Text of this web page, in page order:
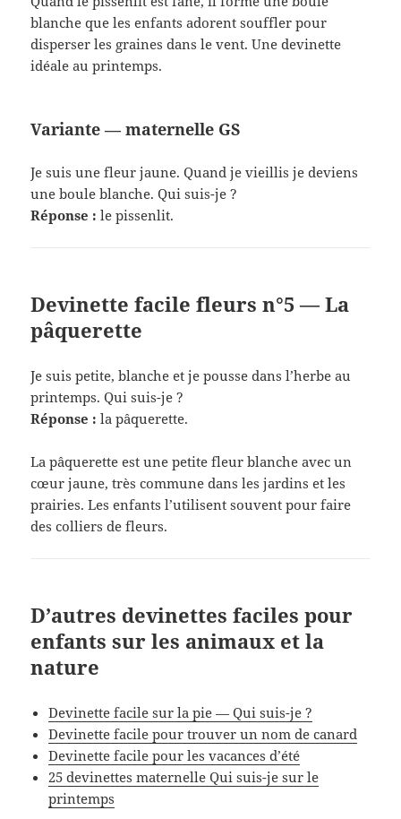
blanche que les enfants adorent souffler pour
disperser les graines dans le vent. Une devinette
idéale au printemps.
Variante — maternelle GS
Je suis une fleur jaune. Quand je vieillis je deviens
une boule blanche. Qui suis-je ?
Réponse : le pissenlit.
Devinette facile fleurs n°5 — La
pâquerette
Je suis petite, blanche et je pousse dans l’herbe au
printemps. Qui suis-je ?
Réponse : la pâquerette.
La pâquerette est une petite fleur blanche avec un
cœur jaune, très commune dans les jardins et les
prairies. Les enfants l’utilisent souvent pour faire
des colliers de fleurs.
D’autres devinettes faciles pour
enfants sur les animaux et la
nature
Devinette facile sur la pie — Qui suis-je ?
Devinette facile pour trouver un nom de canard
Devinette facile pour les vacances d’été
25 devinettes maternelle Qui suis-je sur le
printemps